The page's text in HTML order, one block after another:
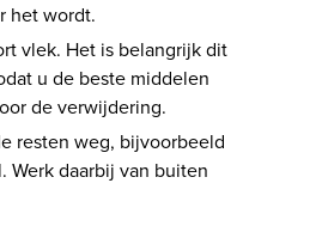
het wordt.
vlek. Het is belangrijk dit
u de beste middelen
de verwijdering.
resten weg, bijvoorbeeld
Werk daarbij van buiten